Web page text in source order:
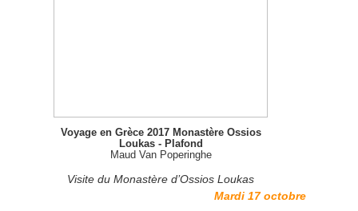
Voyage en Grèce 2017 Monastère Ossios
Loukas - Plafond
Maud Van Poperinghe
Visite du Monastère d’Ossios Loukas
Mardi 17 octobre